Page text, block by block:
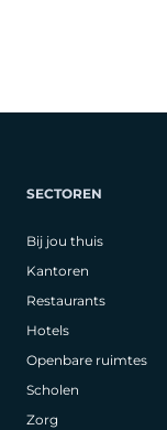
SECTOREN
Bij jou thuis
Kantoren
Restaurants
Hotels
Openbare ruimtes
Scholen
Zorg